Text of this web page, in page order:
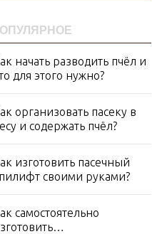
начать разводить пчёл и
для этого нужно?
организовать пасеку в
и содержать пчёл?
изготовить пасечный
своими руками?
самостоятельно